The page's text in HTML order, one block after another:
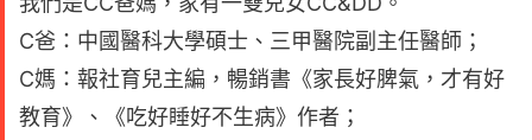
C爸：中國醫科大學碩士、三甲醫院副主任醫師；
C媽：報社育兒主編，暢銷書《家長好脾氣，才有好
教育》、《吃好睡好不生病》作者；